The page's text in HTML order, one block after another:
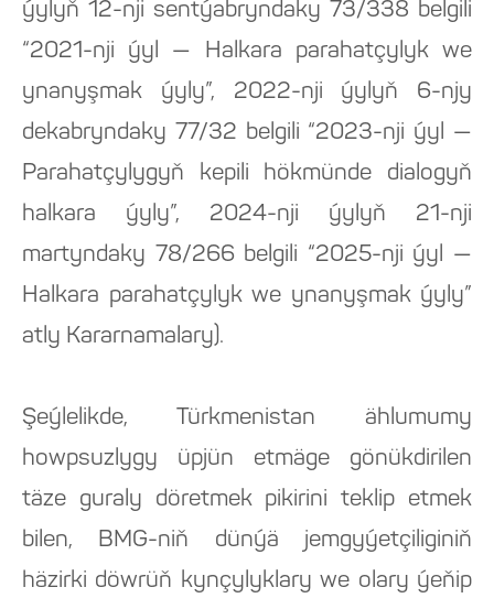
ýylyň 12-nji sentýabryndaky 73/338 belgili
“2021-nji ýyl — Halkara parahatçylyk we
ynanyşmak ýyly”, 2022-nji ýylyň 6-njy
dekabryndaky 77/32 belgili “2023-nji ýyl —
Parahatçylygyň kepili hökmünde dialogyň
halkara ýyly”, 2024-nji ýylyň 21-nji
martyndaky 78/266 belgili “2025-nji ýyl —
Halkara parahatçylyk we ynanyşmak ýyly”
atly Kararnamalary).
Şeýlelikde, Türkmenistan ählumumy
howpsuzlygy üpjün etmäge gönükdirilen
täze guraly döretmek pikirini teklip etmek
bilen, BMG-niň dünýä jemgyýetçiliginiň
häzirki döwrüň kynçylyklary we olary ýeňip